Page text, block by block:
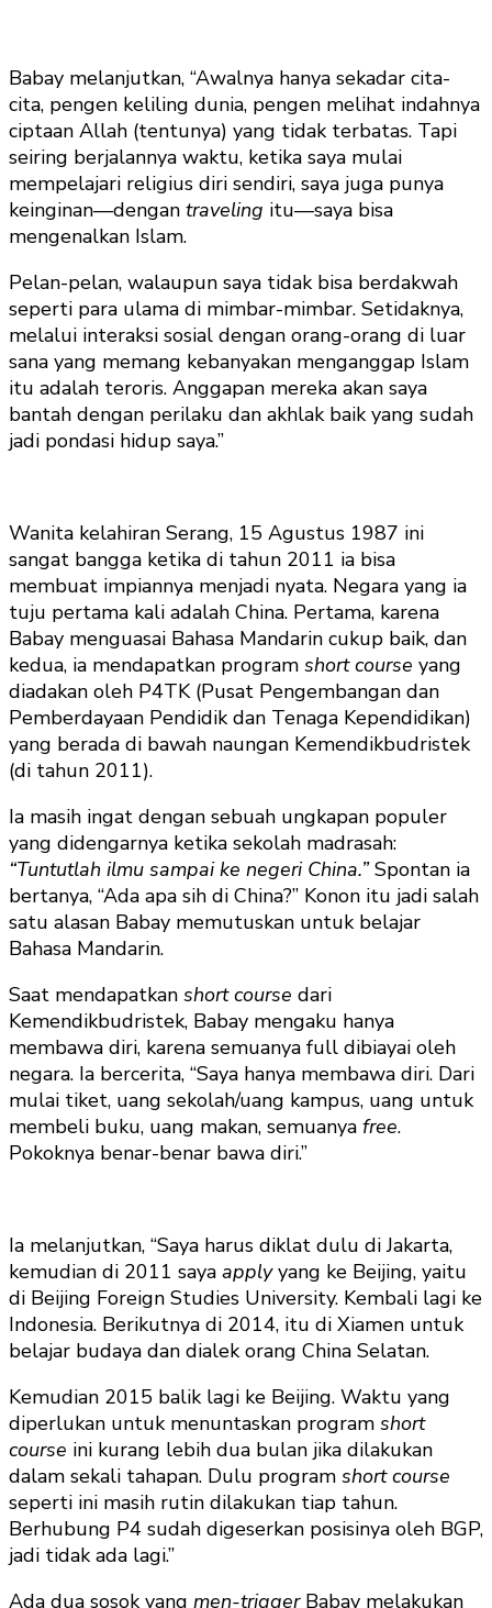
Babay melanjutkan, “Awalnya hanya sekadar cita-
cita, pengen keliling dunia, pengen melihat indahnya
ciptaan Allah (tentunya) yang tidak terbatas. Tapi
seiring berjalannya waktu, ketika saya mulai
mempelajari religius diri sendiri, saya juga punya
keinginan—dengan traveling itu—saya bisa
mengenalkan Islam.
Pelan-pelan, walaupun saya tidak bisa berdakwah
seperti para ulama di mimbar-mimbar. Setidaknya,
melalui interaksi sosial dengan orang-orang di luar
sana yang memang kebanyakan menganggap Islam
itu adalah teroris. Anggapan mereka akan saya
bantah dengan perilaku dan akhlak baik yang sudah
jadi pondasi hidup saya.”
Wanita kelahiran Serang, 15 Agustus 1987 ini
sangat bangga ketika di tahun 2011 ia bisa
membuat impiannya menjadi nyata. Negara yang ia
tuju pertama kali adalah China. Pertama, karena
Babay menguasai Bahasa Mandarin cukup baik, dan
kedua, ia mendapatkan program short course yang
diadakan oleh P4TK (Pusat Pengembangan dan
Pemberdayaan Pendidik dan Tenaga Kependidikan)
yang berada di bawah naungan Kemendikbudristek
(di tahun 2011).
Ia masih ingat dengan sebuah ungkapan populer
yang didengarnya ketika sekolah madrasah:
“Tuntutlah ilmu sampai ke negeri China.”Spontan ia
bertanya, “Ada apa sih di China?” Konon itu jadi salah
satu alasan Babay memutuskan untuk belajar
Bahasa Mandarin.
Saat mendapatkan short course dari
Kemendikbudristek, Babay mengaku hanya
membawa diri, karena semuanya full dibiayai oleh
negara. Ia bercerita, “Saya hanya membawa diri. Dari
mulai tiket, uang sekolah/uang kampus, uang untuk
membeli buku, uang makan, semuanya free.
Pokoknya benar-benar bawa diri.”
Ia melanjutkan, “Saya harus diklat dulu di Jakarta,
kemudian di 2011 saya applyyang ke Beijing, yaitu
di Beijing Foreign Studies University. Kembali lagi ke
Indonesia. Berikutnya di 2014, itu di Xiamen untuk
belajar budaya dan dialek orang China Selatan.
Kemudian 2015 balik lagi ke Beijing. Waktu yang
diperlukan untuk menuntaskan program short
course ini kurang lebih dua bulan jika dilakukan
dalam sekali tahapan. Dulu program short course
seperti ini masih rutin dilakukan tiap tahun.
Berhubung P4 sudah digeserkan posisinya oleh BGP,
jadi tidak ada lagi.”
Ada dua sosok yang men-triggerBabay melakukan